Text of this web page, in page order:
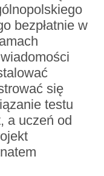
bezpłatnie w
się
testu
a uczeń od